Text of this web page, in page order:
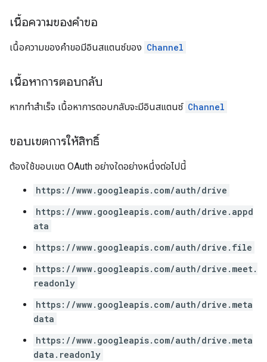
เนื้อความของคำขอ
เนื้อความของคำขอมีอินสแตนซ์ของ Channel
เนื้อหาการตอบกลับ
หากทำสำเร็จ เนื้อหาการตอบกลับจะมีอินสแตนซ์ Channel
ขอบเขตการให้สิทธิ์
ต้องใช้ขอบเขต OAuth อย่างใดอย่างหนึ่งต่อไปนี้
https://www.googleapis.com/auth/drive
https://www.googleapis.com/auth/drive.appd
ata
https://www.googleapis.com/auth/drive.file
https://www.googleapis.com/auth/drive.meet.
readonly
https://www.googleapis.com/auth/drive.meta
data
https://www.googleapis.com/auth/drive.meta
data.readonly